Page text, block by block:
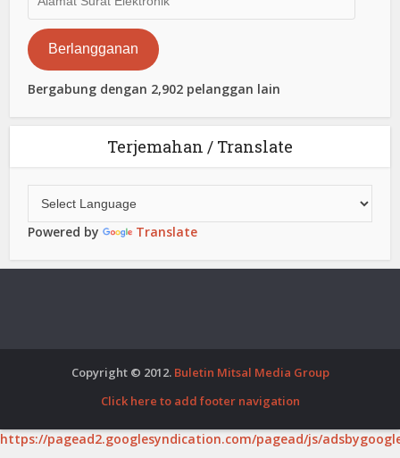
Surat
Elektronik
Berlangganan
Bergabung dengan 2,902 pelanggan lain
Terjemahan / Translate
Powered by Translate
Copyright © 2012. Buletin Mitsal Media Group
Click here to add footer navigation
https://pagead2.googlesyndication.com/pagead/js/